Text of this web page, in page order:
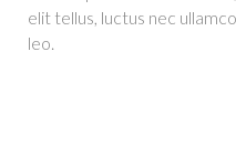
elit tellus, luctus nec
leo.